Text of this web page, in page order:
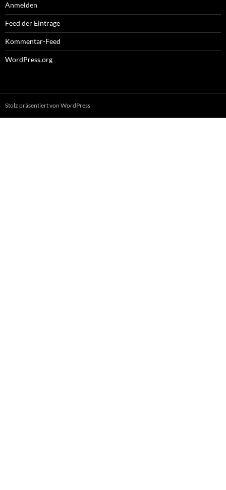
Anmelden
Feed der Einträge
Kommentar-Feed
WordPress.org
Stolz präsentiert von WordPress